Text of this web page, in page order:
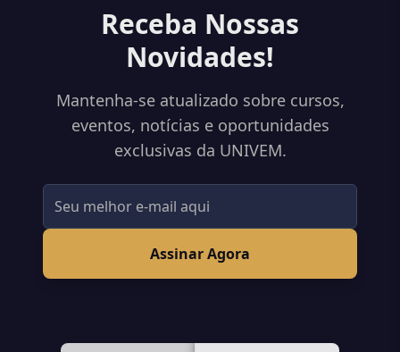
Receba Nossas
Novidades!
Mantenha-se atualizado sobre cursos,
eventos, notícias e oportunidades
exclusivas da UNIVEM.
Assinar Agora